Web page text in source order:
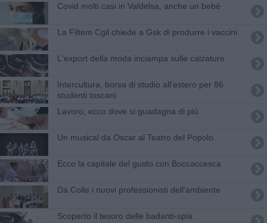
Covid molti casi in Valdelsa, anche un bebè
La Filtem Cgil chiede a Gsk di produrre i vaccini
L'export della moda inciampa sulle calzature
Intercultura, borsa di studio all'estero per 86
studenti toscani
Lavoro, ecco dove si guadagna di più
Un musical da Oscar al Teatro del Popolo
Ecco la capitale del gusto con Boccaccesca
Da Colle i nuovi professionisti dell'ambiente
Scoperto il tesoro delle badanti-spia